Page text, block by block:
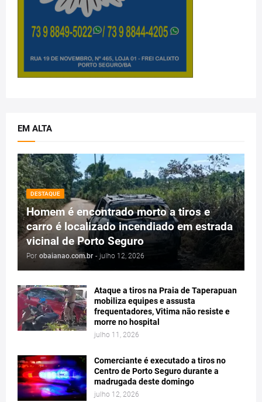
EM ALTA
DESTAQUE
Homem é encontrado morto a tiros e
carro é localizado incendiado em estrada
vicinal de Porto Seguro
Por obaianao.com.br - julho 12, 2026
Ataque a tiros na Praia de Taperapuan
mobiliza equipes e assusta
frequentadores, Vitima não resiste e
morre no hospital
julho 11, 2026
Comerciante é executado a tiros no
Centro de Porto Seguro durante a
madrugada deste domingo
julho 12, 2026